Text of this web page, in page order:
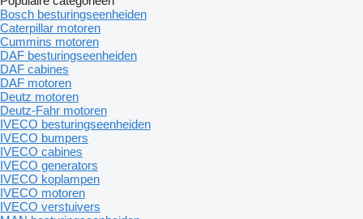
Bosch besturingseenheiden
Caterpillar motoren
Cummins motoren
DAF besturingseenheiden
DAF cabines
DAF motoren
Deutz motoren
Deutz-Fahr motoren
IVECO besturingseenheiden
IVECO bumpers
IVECO cabines
IVECO generators
IVECO koplampen
IVECO motoren
IVECO verstuivers